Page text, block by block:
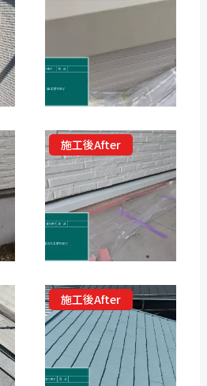
施工後After
施工後After